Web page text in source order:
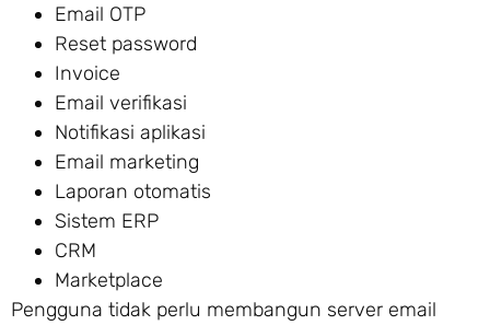
Email OTP
Reset password
Invoice
Email verifikasi
Notifikasi aplikasi
Email marketing
Laporan otomatis
Sistem ERP
CRM
Marketplace
Pengguna tidak perlu membangun server email